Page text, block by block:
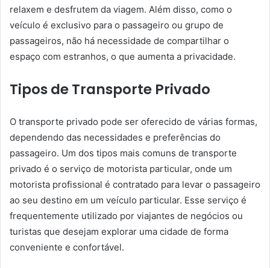
relaxem e desfrutem da viagem. Além disso, como o
veículo é exclusivo para o passageiro ou grupo de
passageiros, não há necessidade de compartilhar o
espaço com estranhos, o que aumenta a privacidade.
Tipos de Transporte Privado
O transporte privado pode ser oferecido de várias formas,
dependendo das necessidades e preferências do
passageiro. Um dos tipos mais comuns de transporte
privado é o serviço de motorista particular, onde um
motorista profissional é contratado para levar o passageiro
ao seu destino em um veículo particular. Esse serviço é
frequentemente utilizado por viajantes de negócios ou
turistas que desejam explorar uma cidade de forma
conveniente e confortável.